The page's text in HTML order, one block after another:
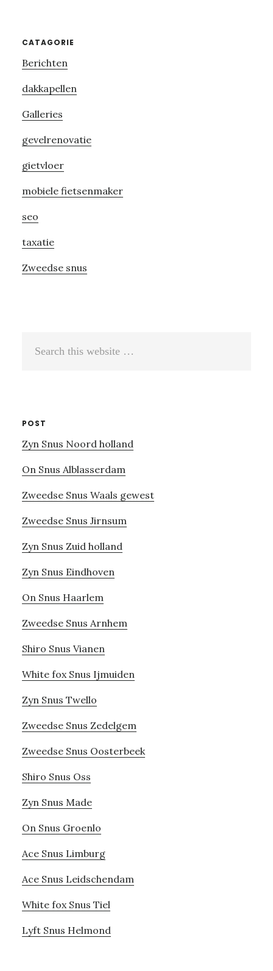
Primary
Sidebar
CATAGORIE
Berichten
dakkapellen
Galleries
gevelrenovatie
gietvloer
mobiele fietsenmaker
seo
taxatie
Zweedse snus
POST
Zyn Snus Noord holland
On Snus Alblasserdam
Zweedse Snus Waals gewest
Zweedse Snus Jirnsum
Zyn Snus Zuid holland
Zyn Snus Eindhoven
On Snus Haarlem
Zweedse Snus Arnhem
Shiro Snus Vianen
White fox Snus Ijmuiden
Zyn Snus Twello
Zweedse Snus Zedelgem
Zweedse Snus Oosterbeek
Shiro Snus Oss
Zyn Snus Made
On Snus Groenlo
Ace Snus Limburg
Ace Snus Leidschendam
White fox Snus Tiel
Lyft Snus Helmond